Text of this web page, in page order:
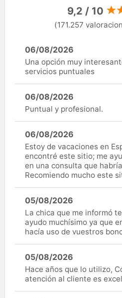
9,2 / 10
(171.257
06/08/2026
Una opción muy
servicios puntuales
06/08/2026
Puntual y profesional.
06/08/2026
Estoy de vacaciones en
encontré este sitio; me
en una consulta que
Recomiendo mucho este
05/08/2026
La chica que me informó
ayudo muchísimo ya que
hacía uso de vuestros
05/08/2026
Hace años que lo utilizo,
atención al cliente es